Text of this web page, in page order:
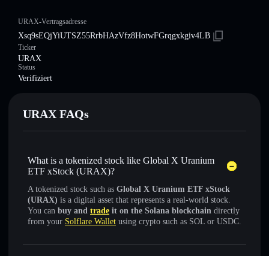
URAX-Vertragsadresse
Xsq9sEQjYiUTSZ55RrbHAzVfz8HotwFGrqgxkgiv4LB
Ticker
URAX
Status
Verifiziert
URAX FAQs
What is a tokenized stock like Global X Uranium
ETF xStock (URAX)?
A tokenized stock such as Global X Uranium ETF xStock
(URAX) is a digital asset that represents a real-world stock.
You can buy and trade it on the Solana blockchain directly
from your Solflare Wallet using crypto such as SOL or USDC.